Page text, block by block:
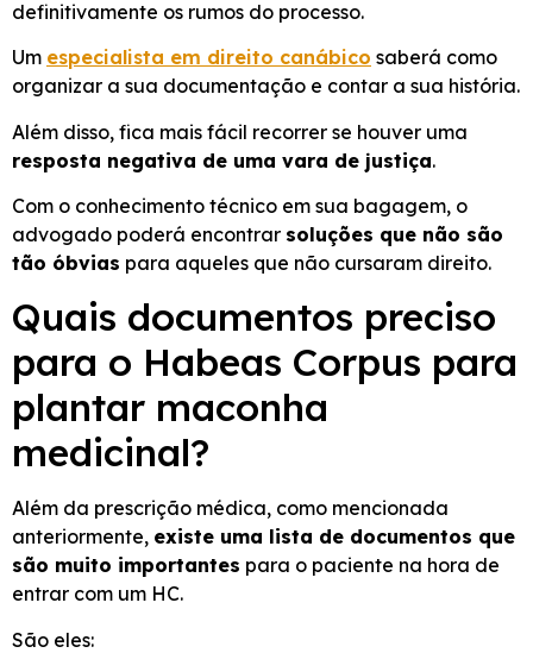
definitivamente os rumos do processo.
Um especialista em direito canábico saberá como
organizar a sua documentação e contar a sua história.
Além disso, fica mais fácil recorrer se houver uma
resposta negativa de uma vara de justiça.
Com o conhecimento técnico em sua bagagem, o
advogado poderá encontrar soluções que não são
tão óbvias para aqueles que não cursaram direito.
Quais documentos preciso
para o Habeas Corpus para
plantar maconha
medicinal?
Além da prescrição médica, como mencionada
anteriormente, existe uma lista de documentos que
são muito importantes para o paciente na hora de
entrar com um HC.
São eles: